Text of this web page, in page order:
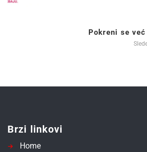
Pokreni se već
Brzi linkovi
Home